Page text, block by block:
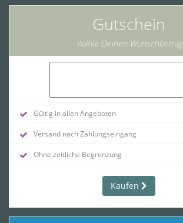
Gutschein
Wähle Deinen Wunschbetrag
Gültig in allen Angeboten
Versand nach Zahlungseingang
Ohne zeitliche Begrenzung
Kaufen